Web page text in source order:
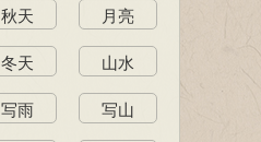
秋天 月亮
冬天 山水
写雨 写山